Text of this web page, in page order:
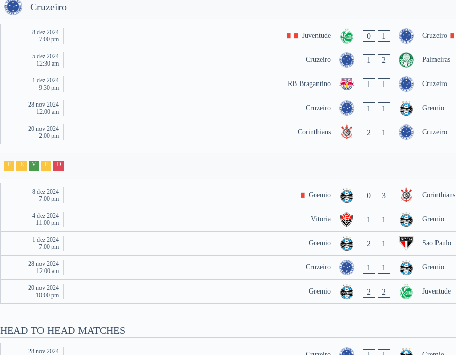
Cruzeiro
8 dez 2024
7:00 pm
Juventude 0 1 Cruzeiro
5 dez 2024
12:30 am
Cruzeiro 1 2 Palmeiras
1 dez 2024
9:30 pm
RB Bragantino 1 1 Cruzeiro
28 nov 2024
12:00 am
Cruzeiro 1 1 Gremio
20 nov 2024
2:00 pm
Corinthians 2 1 Cruzeiro
E E V E D
8 dez 2024
7:00 pm
Gremio 0 3 Corinthians
4 dez 2024
11:00 pm
Vitoria 1 1 Gremio
1 dez 2024
7:00 pm
Gremio 2 1 Sao Paulo
28 nov 2024
12:00 am
Cruzeiro 1 1 Gremio
20 nov 2024
10:00 pm
Gremio 2 2 Juventude
HEAD TO HEAD MATCHES
28 nov 2024